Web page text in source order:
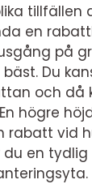
tillfällen
en
på
Du
och då
högre
rabatt vid
du en